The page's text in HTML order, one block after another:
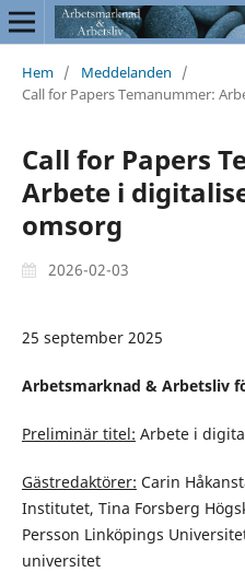
Hem / Meddelanden
/
Call for Papers Temanummer:
Call for Papers
Arbete i
omsorg
2026-02-03
25 september 2025
Arbetsmarknad & Arbetsliv
Preliminär titel: Arbete i
Gästredaktörer: Carin
Institutet, Tina Forsberg
Persson Linköpings
universitet